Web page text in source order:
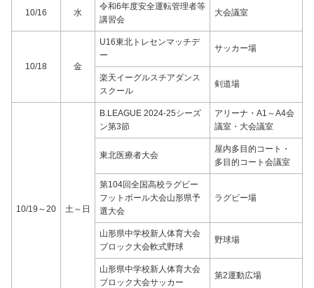
10/16 水
令和6年度安全運転管理者等
講習会
大会議室
10/18 金
U16東北トレセンマッチデ
ー
サッカー場
楽天イーグルスチアダンス
スクール
剣道場
10/19～20 土～日
B.LEAGUE 2024-25シーズ
ン第3節
アリーナ・A1～A4会
議室・大会議室
東北医療者大会
屋内多目的コート・
多目的コート会議室
第104回全国高校ラグビー
フットボール大会山形県予
選大会
ラグビー場
山形県中学校新人体育大会
ブロック大会軟式野球
野球場
山形県中学校新人体育大会
ブロック大会サッカー
第2運動広場